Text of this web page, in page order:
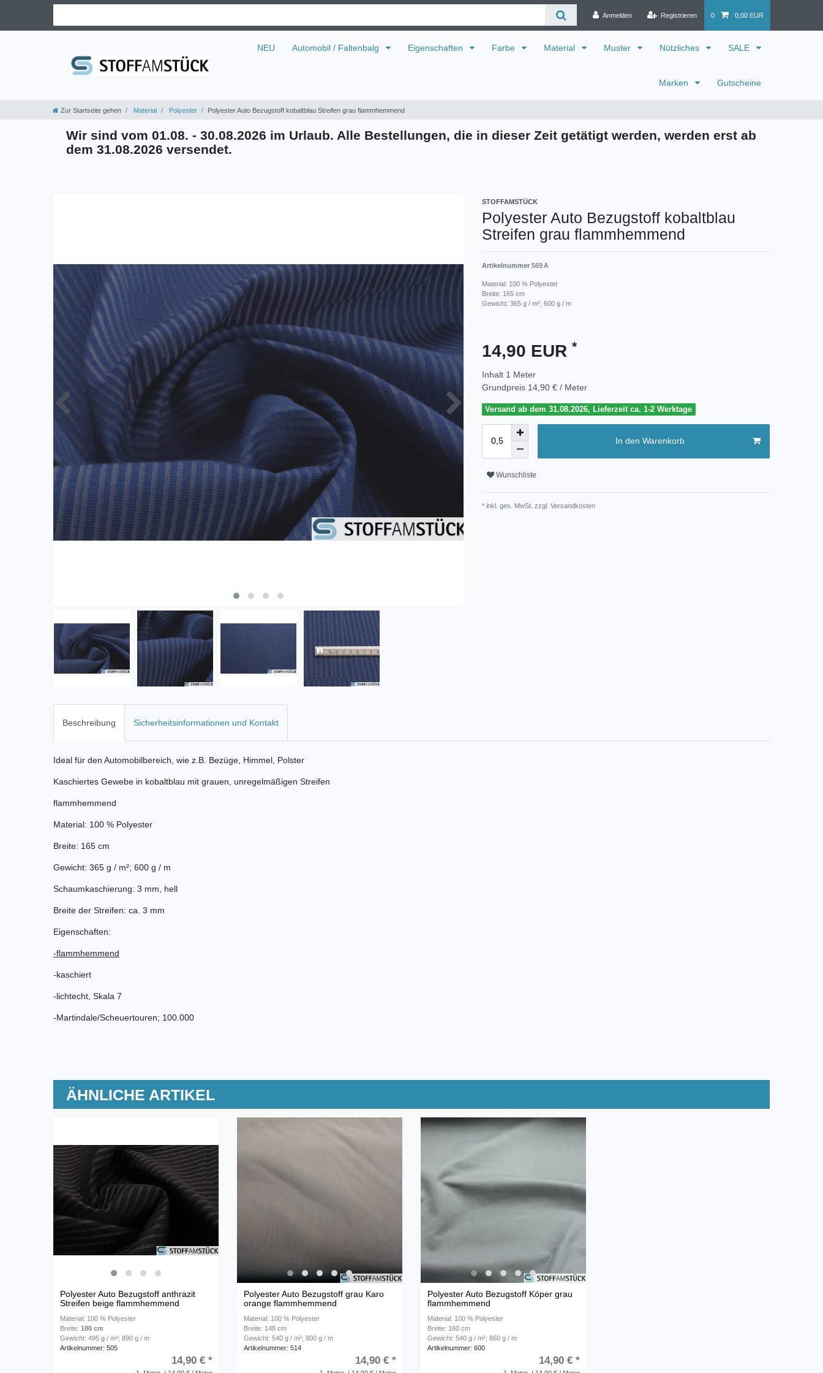
Anmelden Registrieren 0 0,00 EUR
NEU Automobil / Faltenbalg Eigenschaften Farbe Material Muster Nützliches SALE
Marken Gutscheine
Zur Startseite gehen Material Polyester Polyester Auto Bezugstoff kobaltblau Streifen grau flammhemmend
Wir sind vom 01.08. - 30.08.2026 im Urlaub. Alle Bestellungen, die in dieser Zeit getätigt werden, werden erst ab
dem 31.08.2026 versendet.
STOFFAMSTÜCK
Polyester Auto Bezugstoff kobaltblau
Streifen grau flammhemmend
Artikelnummer 569 A
Material: 100 % Polyester
Breite: 165 cm
Gewicht: 365 g / m²; 600 g / m
14,90 EUR *
Inhalt 1 Meter
Grundpreis 14,90 € / Meter
Versand ab dem 31.08.2026, Lieferzeit ca. 1-2 Werktage
In den Warenkorb
Wunschliste
* inkl. ges. MwSt. zzgl. Versandkosten
Beschreibung Sicherheitsinformationen und Kontakt
Ideal für den Automobilbereich, wie z.B. Bezüge, Himmel, Polster
Kaschiertes Gewebe in kobaltblau mit grauen, unregelmäßigen Streifen
flammhemmend
Material: 100 % Polyester
Breite: 165 cm
Gewicht: 365 g / m²; 600 g / m
Schaumkaschierung: 3 mm, hell
Breite der Streifen: ca. 3 mm
Eigenschaften:
-flammhemmend
-kaschiert
-lichtecht, Skala 7
-Martindale/Scheuertouren; 100.000
ÄHNLICHE ARTIKEL
Polyester Auto Bezugstoff anthrazit
Streifen beige flammhemmend
Material: 100 % Polyester
Breite:180 cm
Gewicht: 495 g / m²; 890 g / m
Artikelnummer: 505
14,90 € *
Polyester Auto Bezugstoff grau Karo
orange flammhemmend
Material: 100 % Polyester
Breite: 148 cm
Gewicht: 540 g / m²; 800 g / m
Artikelnummer: 514
14,90 € *
Polyester Auto Bezugstoff Köper grau
flammhemmend
Material: 100 % Polyester
Breite: 160 cm
Gewicht: 540 g / m²; 860 g / m
Artikelnummer: 600
14,90 € *